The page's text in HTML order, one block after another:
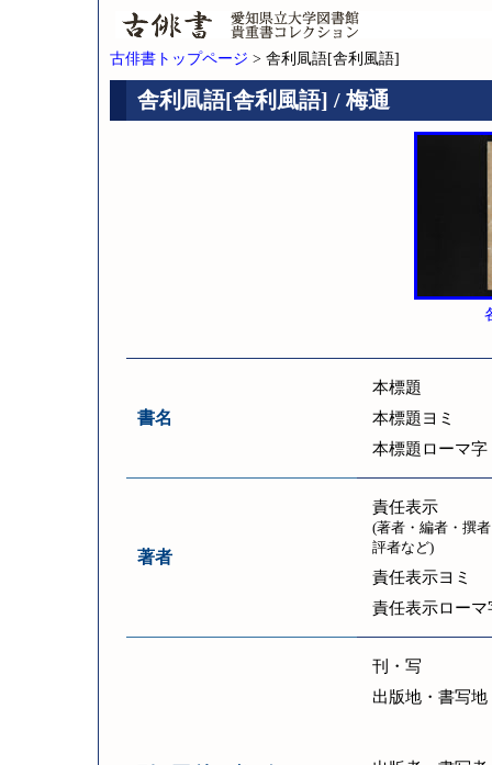
古俳書トップページ > 舎利凬語[舎利風語]
舎利凬語[舎利風語] / 梅通
書名
本標題
本標題ヨミ
本標題ローマ字
著者
責任表示
(著者・編者・撰
評者など)
責任表示ヨミ
責任表示ローマ
刊・写
出版地・書写地